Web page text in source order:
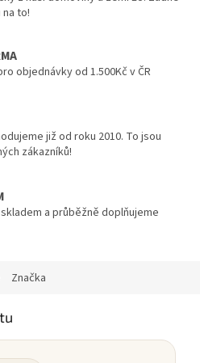
to!
objednávky od 1.500Kč v ČR
již od roku 2010. To jsou
zákazníků!
a průběžně doplňujeme
Značka